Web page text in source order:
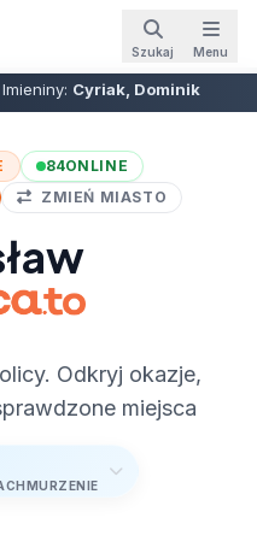
Szukaj Menu
Imieniny: Cyriak, Dominik
84ONLINE
ZMIEŃ MIASTO
Odkryj okazje,
miejsca